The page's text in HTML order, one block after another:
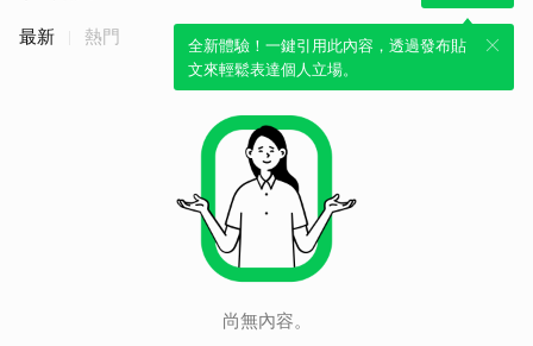
全新體驗！一鍵引用此內容，透過發布貼
文來輕鬆表達個人立場。
最新 熱門
尚無內容。